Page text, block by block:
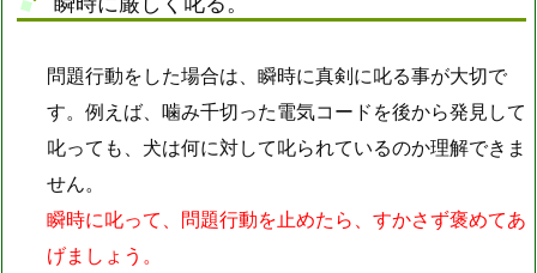
問題行動をした場合は、瞬時に真剣に叱る事が大切で
す。例えば、噛み千切った電気コードを後から発見して
叱っても、犬は何に対して叱られているのか理解できま
せん。
瞬時に叱って、問題行動を止めたら、すかさず褒めてあ
げましょう。